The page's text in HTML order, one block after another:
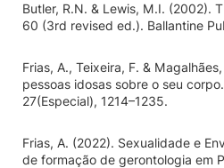
Butler, R.N. & Lewis, M.I. (2002).
60 (3rd revised ed.). Ballantine
Frias, A., Teixeira, F. &
pessoas idosas sobre o seu
27(Especial), 1214–1235.
Frias, A. (2022). Sexualidade e
de formação de gerontologia em